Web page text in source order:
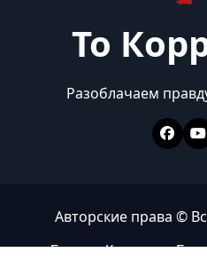
То
Разоблачаем
Авторские права ©
ГлавнаяКоррупция